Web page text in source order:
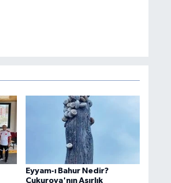
Eyyam-ı Bahur Nedir?
Çukurova'nın Asırlık